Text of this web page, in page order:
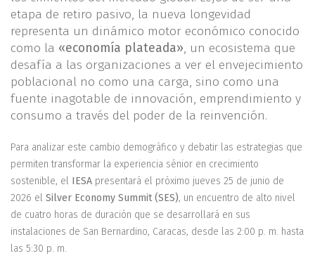
etapa de retiro pasivo, la nueva longevidad
representa un dinámico motor económico conocido
como la «economía plateada», un ecosistema que
desafía a las organizaciones a ver el envejecimiento
poblacional no como una carga, sino como una
fuente inagotable de innovación, emprendimiento y
consumo a través del poder de la reinvención.
Para analizar este cambio demográfico y debatir las estrategias que
permiten transformar la experiencia sénior en crecimiento
sostenible, el IESA presentará el próximo jueves 25 de junio de
2026 el Silver Economy Summit (SES), un encuentro de alto nivel
de cuatro horas de duración que se desarrollará en sus
instalaciones de San Bernardino, Caracas, desde las 2:00 p. m. hasta
las 5:30 p. m.